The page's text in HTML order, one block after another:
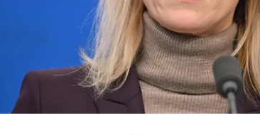
Kütahya
Malatya
Manisa
Kahramanmaraş